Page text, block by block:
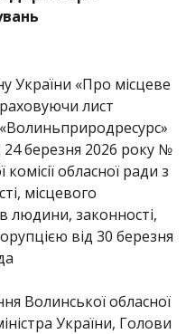
України «Про місцеве
лист
24 березня 2026 року №
обласної ради з
місцевого
людини, законності,
від 30 березня
Волинської обласної
України, Голови